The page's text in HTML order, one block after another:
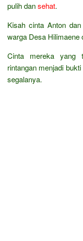
pulih dansehat.
Kisah cinta Anton
warga Desa Hilimaene
Cinta mereka yang
rintangan menjadi
segalanya.